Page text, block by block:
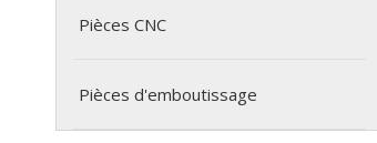
Pièces CNC
Pièces d'emboutissage